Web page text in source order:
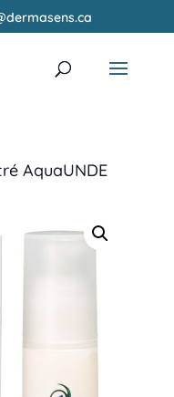
AquaUNDE